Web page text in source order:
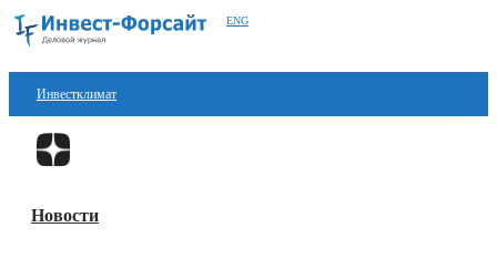
ENG
Инвестклимат
Финансы
Блокчейн
Новости